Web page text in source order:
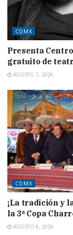
CDMX
Presenta
gratuito de
AGOSTO 7, 2026
CDMX
¡La tradición y
la 3ª Copa
AGOSTO 6, 2026